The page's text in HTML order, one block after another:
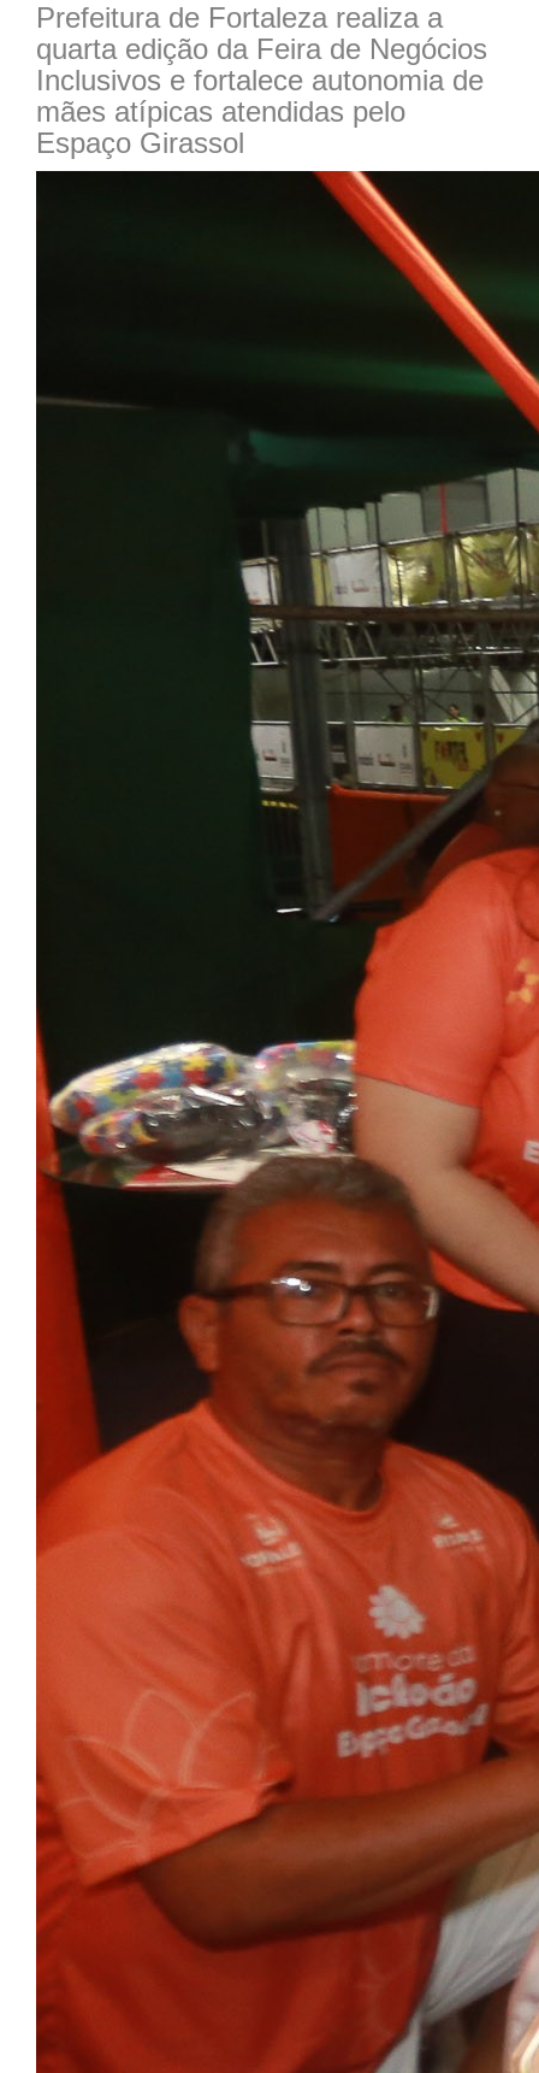
Prefeitura de Fortaleza realiza a
quarta edição da Feira de Negócios
Inclusivos e fortalece autonomia de
mães atípicas atendidas pelo
Espaço Girassol